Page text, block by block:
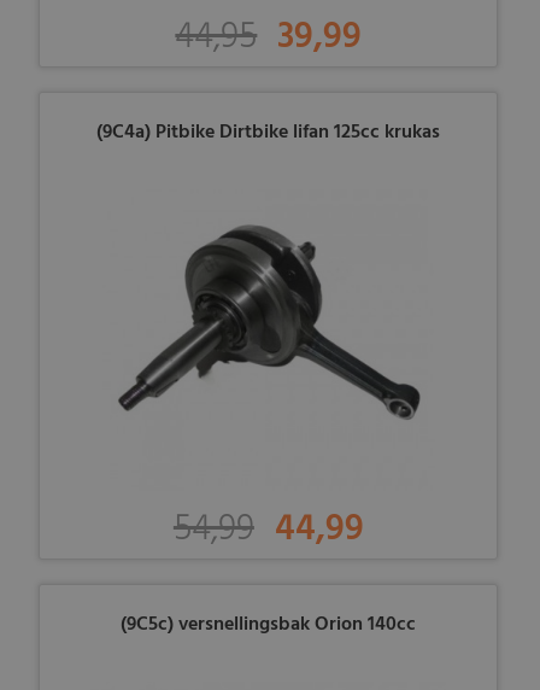
44,95 39,99
(9C4a) Pitbike Dirtbike lifan 125cc krukas
54,99 44,99
(9C5c) versnellingsbak Orion 140cc